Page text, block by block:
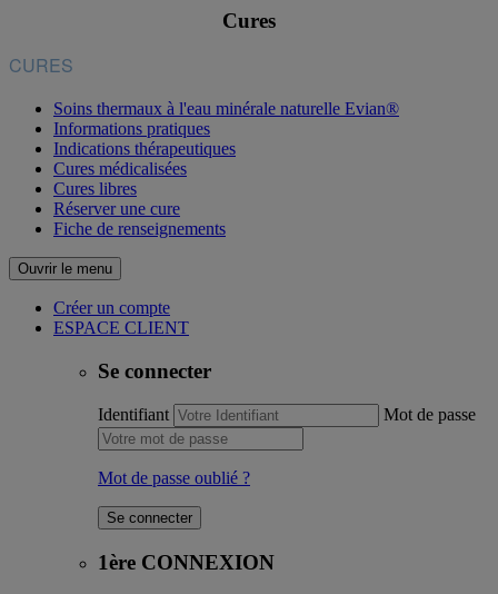
Cures
CURES
Soins thermaux à l'eau minérale naturelle Evian®
Informations pratiques
Indications thérapeutiques
Cures médicalisées
Cures libres
Réserver une cure
Fiche de renseignements
Ouvrir le menu
Créer un compte
ESPACE CLIENT
Se connecter
Identifiant Mot de passe
Mot de passe oublié ?
1ère CONNEXION